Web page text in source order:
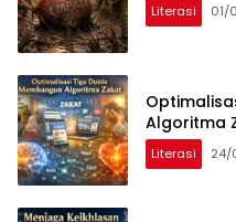
Literasi 01/
Algoritma
Literasi 24/